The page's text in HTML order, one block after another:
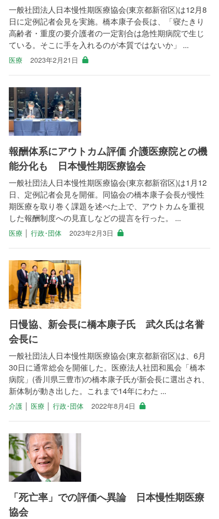
一般社団法人日本慢性期医療協会(東京都新宿区)は12月8
日に定例記者会見を実施。橋本康子会長は、「寝たきり
高齢者・重度の要介護者の一定割合は急性期病院で生じ
ている。そこに手を入れるのが本質ではないか」 ...
医療 2023年2月21日
報酬体系にアウトカム評価 介護医療院との機
能分化も 日本慢性期医療協会
一般社団法人日本慢性期医療協会(東京都新宿区)は1月12
日、定例記者会見を開催。同協会の橋本康子会長が慢性
期医療を取り巻く課題を述べた上で、アウトカムを重視
した報酬制度への見直しなどの提言を行った。 ...
医療 │ 行政･団体 2023年2月3日
日慢協、新会長に橋本康子氏 武久氏は名誉
会長に
一般社団法人日本慢性期医療協会(東京都新宿区)は、6月
30日に通常総会を開催した。医療法人社団和風会「橋本
病院」(香川県三豊市)の橋本康子氏が新会長に選出され、
新体制が動き出した。これまで14年にわた ...
介護│ 医療 │ 行政･団体 2022年8月4日
「死亡率」での評価へ異論 日本慢性期医療
協会